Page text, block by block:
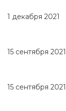
1 декабря 2021
15 сентября 2021
15 сентября 2021